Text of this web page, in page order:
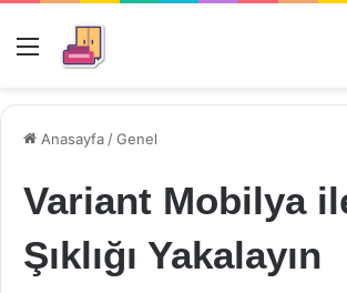
Menü
Anasayfa /Genel
Variant Mobilya
Şıklığı Yakalayın